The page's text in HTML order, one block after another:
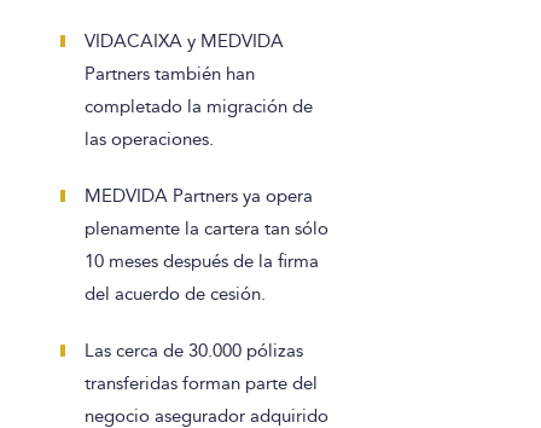
VIDACAIXA y MEDVIDA
Partners también han
completado la migración de
las operaciones.
MEDVIDA Partners ya opera
plenamente la cartera tan sólo
10 meses después de la firma
del acuerdo de cesión.
Las cerca de 30.000 pólizas
transferidas forman parte del
negocio asegurador adquirido